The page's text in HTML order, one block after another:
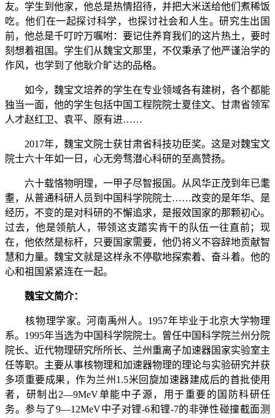
友。学生到他家，他总是热情招待，并把大米送给他们煮稀饭
吃。他们在一起探讨科学，也探讨社会和人生。研究生出国
前，他总是千叮咛万嘱咐：要记住养育我们的这片热土，要时
刻想着祖国。学生们从魏宝文那里，不仅秉承了他严谨治学的
作风，也学到了他耿介旷达的品格。
如今，魏宝文培养的学生在专业领域各有建树，各个都能
独当一面，他的学生包括中国工程院院士夏佳文、甘肃省领军
人才赵红卫、袁平、原有进……
2017年，魏宝文院士获甘肃省科技功臣奖。这是对魏宝文
院士六十年如一日，心无旁骛潜心科研的至高赞扬。
六十载恪物明理，一甲子尽智报国。从风华正茂到年已耄
耋，从普通科研人员到中国科学院院士……改变的是年华、是
经历，不变的是对科研的不懈追求，是报效国家的那颗初心。
过去，他是领航人，带领这支踏实肯干的队伍一往直前；现
在，他依然是标杆，只要国家需要，他仍将义不容辞地贡献智
慧和力量。 魏宝文就是这样永不停歇地探索着、奋斗着。他的
心和祖国紧紧连在一起。
魏宝文简介：
核物理学家。河南禹州人。 1957年毕业于北京大学物理
系。 1995年当选为中国科学院院士。曾任中国科学院兰州分院
院长、近代物理研究所所长、兰州重离子加速器国家实验室主
任等职。主要从事核物理和加速器物理的理论与实验研究并获
多项重要成果，作为兰州 1.5米回旋加速器建成后的首批使用
者，研制出2—9MeV单能中子源，用于重要的国防科研任
务。参与了9—12MeV中子对锂-6和锂-7的非弹性碰撞截面测